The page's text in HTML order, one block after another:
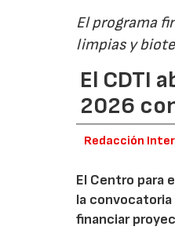
El programa
limpias y
El CDTI
2026
Redacción
El Centro para
la
financiar